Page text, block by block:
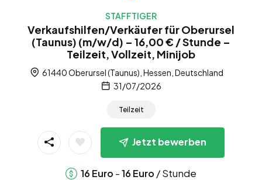
STAFFTIGER
Verkaufshilfen/Verkäufer für Oberursel
(Taunus) (m/w/d) – 16,00 € / Stunde –
Teilzeit, Vollzeit, Minijob
61440 Oberursel (Taunus), Hessen, Deutschland
31/07/2026
Teilzeit
Jetzt bewerben
16 Euro -16 Euro / Stunde